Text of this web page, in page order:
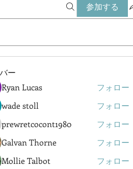
参加する
ー
Ryan Lucas
フォロー
wade stoll
フォロー
prewretcocont1980
フォロー
Galvan Thorne
フォロー
Mollie Talbot
フォロー